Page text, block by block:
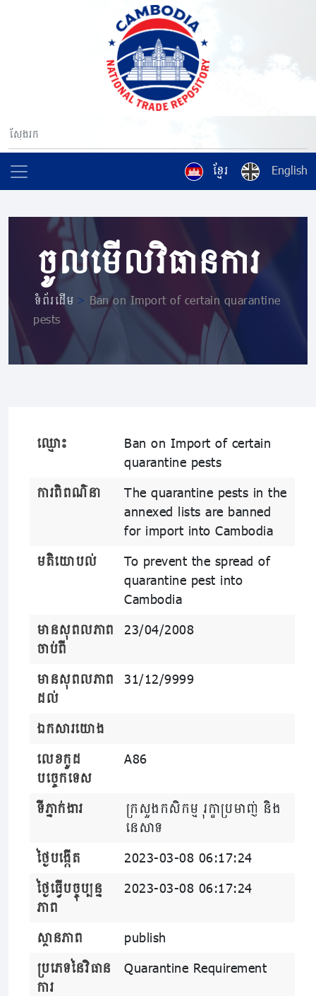
ខ្មែរ English
ចូលមើលវិធានការ
ទំព័រដើម> Ban on Import of certain quarantine
pests
ឈ្មោះ
Ban on Import of certain
quarantine pests
ការពិពណ៌នា
The quarantine pests in the
annexed lists are banned
for import into Cambodia
មតិយោបល់
To prevent the spread of
quarantine pest into
Cambodia
មានសុពលភាព
ចាប់ពី
23/04/2008
មានសុពលភាព
ដល់
31/12/9999
ឯកសារយោង
លេខកូដ
បច្ចេកទេស
A86
ទីភ្នាក់ងារ
ក្រសួងកសិកម្ម រុក្ខាប្រមាញ់ និង
នេសាទ
ថ្ងៃបង្កើត
2023-03-08 06:17:24
ថ្ងៃធ្វើបច្ចុប្បន្ន
ភាព
2023-03-08 06:17:24
ស្ថានភាព
publish
ប្រភេទនៃវិធាន
ការ
Quarantine Requirement